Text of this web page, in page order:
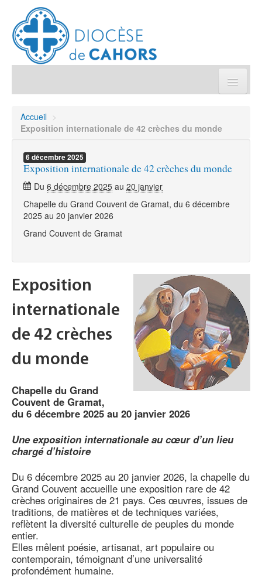
Sanctuaires & Pélerinages
Agenda diocésain
Je donne
Annuaire/Contact
Accueil >
Exposition internationale de 42 crèches du monde
6 décembre2025
Exposition internationale de 42 crèches du monde
Du 6 décembre 2025 au 20 janvier
Chapelle du Grand Couvent de Gramat, du 6 décembre
2025 au 20 janvier 2026
Grand Couvent de Gramat
Exposition
internationale
de 42 crèches
du monde
Chapelle du Grand
Couvent de Gramat,
du 6 décembre 2025 au 20 janvier 2026
Une exposition internationale au cœur d’un lieu
chargé d’histoire
Du 6 décembre 2025 au 20 janvier 2026, la chapelle du
Grand Couvent accueille une exposition rare de 42
crèches originaires de 21 pays. Ces œuvres, issues de
traditions, de matières et de techniques variées,
reflètent la diversité culturelle de peuples du monde
entier.
Elles mêlent poésie, artisanat, art populaire ou
contemporain, témoignant d’une universalité
profondément humaine.